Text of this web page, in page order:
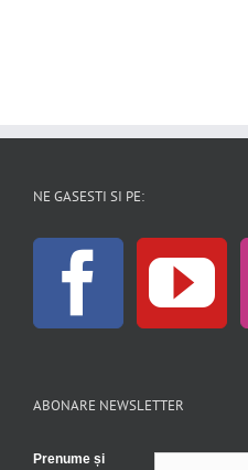
NE GASESTI SI PE:
ABONARE NEWSLETTER
Prenume și